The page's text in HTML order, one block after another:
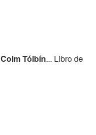
Colm Tóibín... Libro de